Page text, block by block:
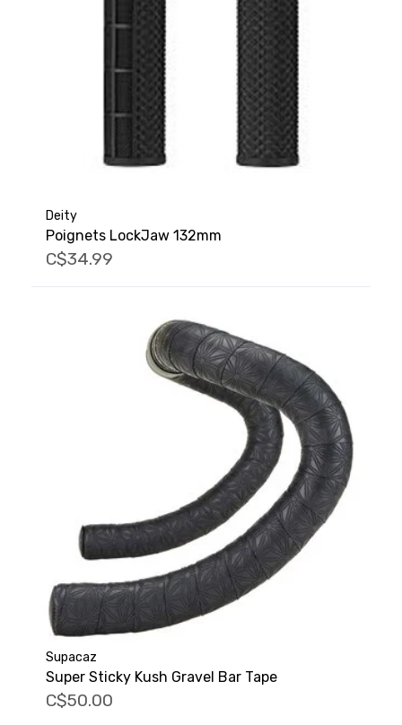
Deity
Poignets LockJaw 132mm
C$34.99
Supacaz
Super Sticky Kush Gravel Bar Tape
C$50.00